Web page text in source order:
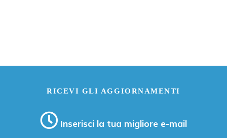
RICEVI GLI AGGIORNAMENTI
Inserisci la tua migliore e-mail